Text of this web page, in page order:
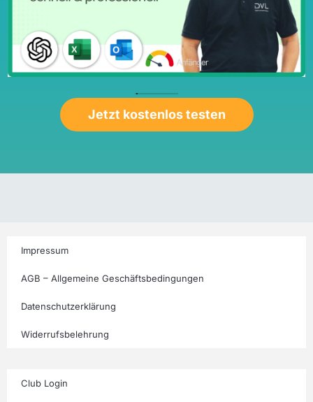
Jetzt kostenlos testen
Impressum
AGB – Allgemeine Geschäftsbedingungen
Datenschutzerklärung
Widerrufsbelehrung
Club Login